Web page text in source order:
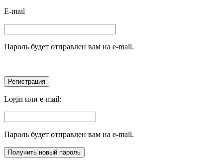
E-mail
Пароль будет отправлен вам на e-mail.
Login или e-mail:
Пароль будет отправлен вам на e-mail.